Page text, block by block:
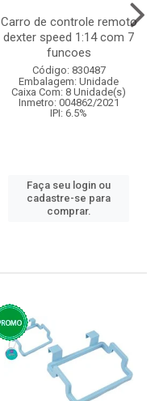
Carro de controle remoto
dexter speed 1:14 com 7
funcoes
Código: 830487
Embalagem: Unidade
Caixa Com: 8 Unidade(s)
Inmetro: 004862/2021
IPI: 6.5%
Faça seu login ou
cadastre-se para
comprar.